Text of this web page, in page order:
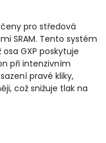
pro středová
SRAM. Tento systém
GXP poskytuje
při intenzivním
pravé kliky,
což snižuje tlak na